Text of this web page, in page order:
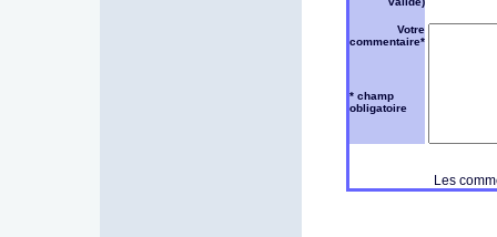
Votre
commentaire*
* champ
obligatoire
Les